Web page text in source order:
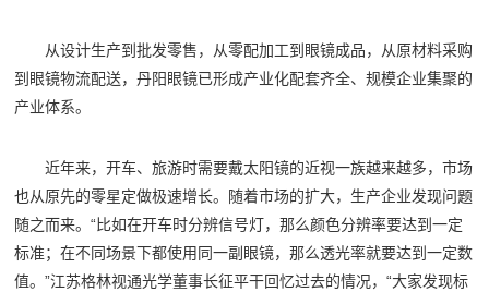
从设计生产到批发零售，从零配加工到眼镜成品，从原材料采购
到眼镜物流配送，丹阳眼镜已形成产业化配套齐全、规模企业集聚的
产业体系。
近年来，开车、旅游时需要戴太阳镜的近视一族越来越多，市场
也从原先的零星定做极速增长。随着市场的扩大，生产企业发现问题
随之而来。“比如在开车时分辨信号灯，那么颜色分辨率要达到一定
标准；在不同场景下都使用同一副眼镜，那么透光率就要达到一定数
值。”江苏格林视通光学董事长征平干回忆过去的情况，“大家发现标